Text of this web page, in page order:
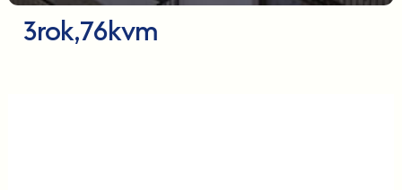
3rok,76kvm